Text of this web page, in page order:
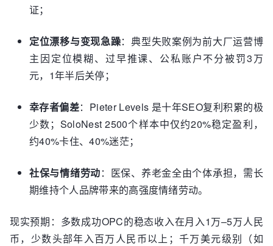
证；
定位漂移与变现急躁：典型失败案例为前大厂运营博
主因定位模糊、过早推课、公私账户不分被罚3万
元，1年半后关停；
幸存者偏差：Pieter Levels 是十年SEO复利积累的极
少数；SoloNest 2500个样本中仅约20%稳定盈利，
约40%卡住、40%迷茫；
社保与情绪劳动：医保、养老金全由个体承担，需长
期维持个人品牌带来的高强度情绪劳动。
现实预期：多数成功OPC的稳态收入在月入1万–5万人民
币，少数头部年入百万人民币以上；千万美元级别（如